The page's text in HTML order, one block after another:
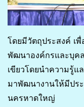
โดยมีวัตถุประสงค์ เ
พัฒนาองค์กรและบุค
เขียวโดยนำความรู้
มาพัฒนางานให้มีปร
นครหาดใหญ่